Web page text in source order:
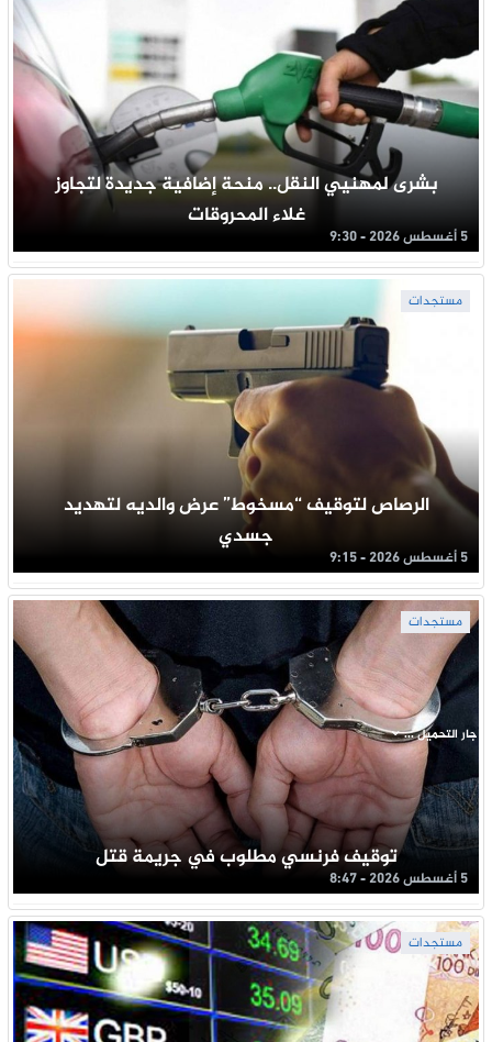
بشرى لمهنيي النقل.. منحة إضافية جديدة لتجاوز
غلاء المحروقات
5 أغسطس 2026 - 9:30
مستجدات
الرصاص لتوقيف “مسخوط” عرض والديه لتهديد
جسدي
5 أغسطس 2026 - 9:15
مستجدات
توقيف فرنسي مطلوب في جريمة قتل
5 أغسطس 2026 - 8:47
مستجدات
جار التحميل ...